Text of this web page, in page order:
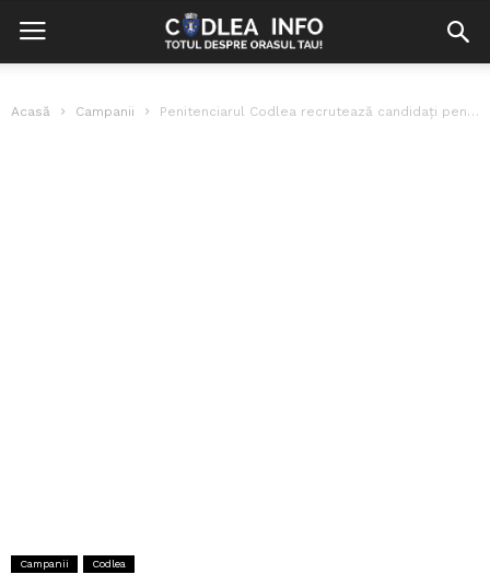
Acasă Campanii Penitenciarul Codlea recrutează candidați pentru admitere
Campanii Codlea